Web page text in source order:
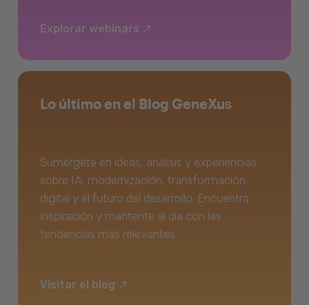
Explorar webinars
Lo último en el Blog GeneXus
Sumérgete en ideas, análisis y experiencias
sobre IA, modernización, transformación
digital y el futuro del desarrollo. Encuentra
inspiración y mantente al día con las
tendencias más relevantes.
Visitar el blog